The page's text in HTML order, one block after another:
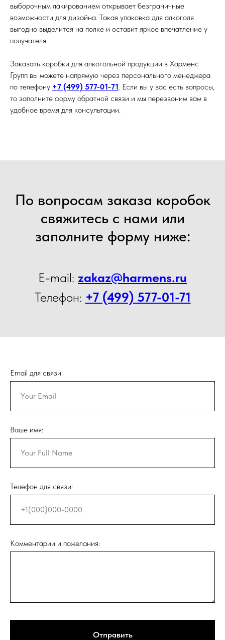
выборочным лакированием открывает безграничные
возможности для дизайна. Такая упаковка для алкоголя
выгодно выделится на полке и оставит яркое впечатление у
получателя.
Заказать коробки для алкогольной продукции в Харменс
Групп вы можете напрямую через персонального менеджера
по телефону +7 (499) 577-01-71. Если вы у вас есть вопросы,
то заполните форму обратной связи и мы перезвоним вам в
удобное время для консультации.
По вопросам заказа коробок
свяжитесь с нами или
заполните форму ниже:
E-mail: zakaz@harmens.ru
Телефон: +7 (499) 577-01-71
Email для связи
Ваше имя:
Телефон для связи:
Комментарии и пожелания:
Отправить